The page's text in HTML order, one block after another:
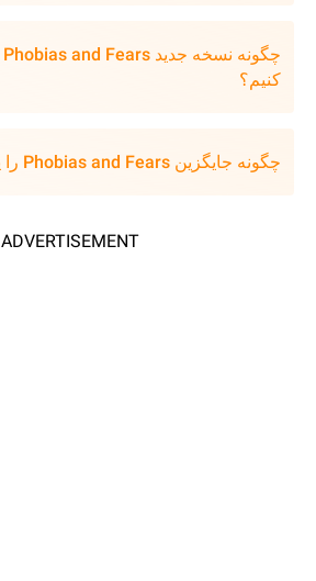
کنیم؟
چگونه جایگزین Phobias and Fears را پیدا کنیم؟
ADVERTISEMENT